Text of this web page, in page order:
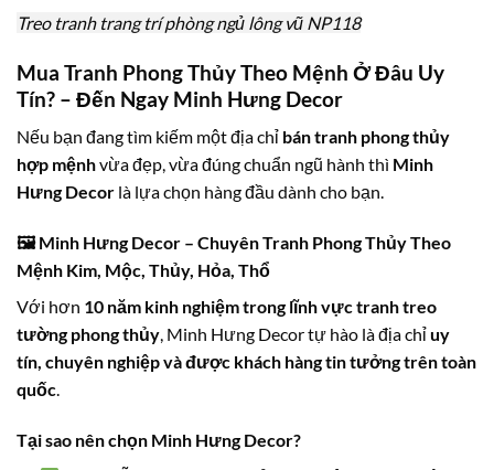
Treo tranh trang trí phòng ngủ lông vũ NP118
Mua Tranh Phong Thủy Theo Mệnh Ở Đâu Uy
Tín? – Đến Ngay Minh Hưng Decor
Nếu bạn đang tìm kiếm một địa chỉ bán tranh phong thủy
hợp mệnhvừa đẹp, vừa đúng chuẩn ngũ hành thì Minh
Hưng Decor là lựa chọn hàng đầu dành cho bạn.
🖼 Minh Hưng Decor – Chuyên Tranh Phong Thủy Theo
Mệnh Kim, Mộc, Thủy, Hỏa, Thổ
Với hơn 10 năm kinh nghiệm trong lĩnh vực tranh treo
tường phong thủy, Minh Hưng Decor tự hào là địa chỉuy
tín, chuyên nghiệp và được khách hàng tin tưởng trên toàn
quốc.
Tại sao nên chọn Minh Hưng Decor?